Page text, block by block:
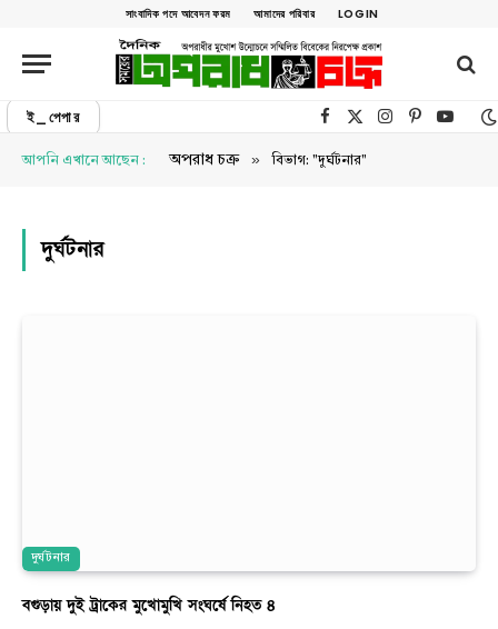
সাংবাদিক পদে আবেদন ফরম আমাদের পরিবার LOGIN
ই_পেপার Facebook
X (Twitter)Instagram
Pinterest
আপনি এখানে আছেন : অপরাধ চক্র » বিভাগ: "দুর্ঘটনার"
দুর্ঘটনার
দুর্ঘটনার
বগুড়ায় দুই ট্রাকের মুখোমুখি সংঘর্ষে নিহত ৪